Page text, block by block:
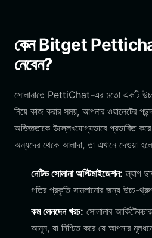
কেন Bitget Pettichat
নেবেন?
সোলানাতে PettiChat-এর মতো একটি
নিয়ে কাজ করার সময়, আপনার ওয়ালেটের
অভিজ্ঞতাকে উল্লেখযোগ্যভাবে প্রভাবিত
অন্যদের থেকে আলাদা, তা এখানে দেওয়া
নেটিভ সোলানা অপ্টিমাইজেশন: ল্যাগ
গতির প্রকৃতি সামলানোর জন্য উচ্চ-
কম লেনদেন খরচ: সোলানার
আনুন, যা নিশ্চিত করে যে আপনার